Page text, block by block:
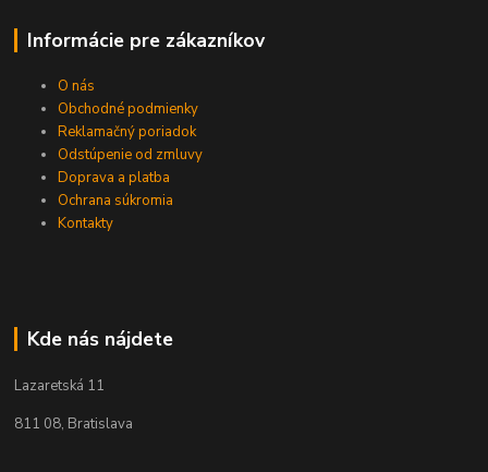
Informácie pre zákazníkov
O nás
Obchodné podmienky
Reklamačný poriadok
Odstúpenie od zmluvy
Doprava a platba
Ochrana súkromia
Kontakty
Kde nás nájdete
Lazaretská 11
811 08, Bratislava